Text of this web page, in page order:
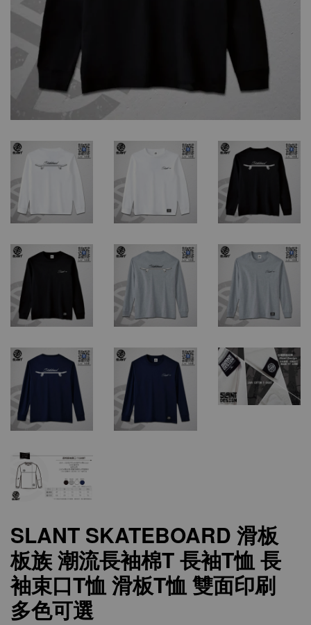
SLANT SKATEBOARD 滑板
板族 潮流長袖棉T 長袖T恤 長
袖束口T恤 滑板T恤 雙面印刷
多色可選